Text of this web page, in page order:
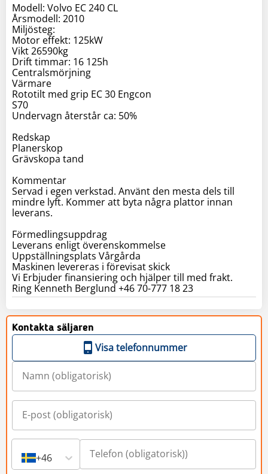
Modell: Volvo EC 240 CL
Årsmodell: 2010
Miljösteg:
Motor effekt: 125kW
Vikt 26590kg
Drift timmar: 16 125h
Centralsmörjning
Värmare
Rototilt med grip EC 30 Engcon
S70
Undervagn återstår ca: 50%
Redskap
Planerskop
Grävskopa tand
Kommentar
Servad i egen verkstad. Använt den mesta dels till
mindre lyft. Kommer att byta några plattor innan
leverans.
Förmedlingsuppdrag
Leverans enligt överenskommelse
Uppställningsplats Vårgårda
Maskinen levereras i förevisat skick
Vi Erbjuder finansiering och hjälper till med frakt.
Ring Kenneth Berglund +46 70-777 18 23
Kontakta säljaren
Visa telefonnummer
+46